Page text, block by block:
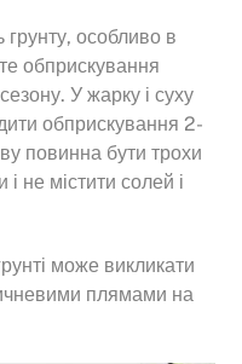
грунту, особливо в
обприскування
У жарку і суху
обприскування 2-
повинна бути трохи
не містити солей і
може викликати
плямами на